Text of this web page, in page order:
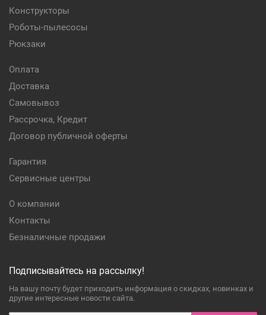
Конструкторы
Роботы-пылесосы
Рюкзаки
Оплата
Доставка
Самовывоз
Рассрочка, Кредит
Договор публичной оферты
Гарантия
Сервисные центры
О компании
Контакты
Безналичные продажи
Подписывайтесь на рассылку!
На вашу почту будет приходить информация о скидках, новинках и
другие интересные новости сайта.